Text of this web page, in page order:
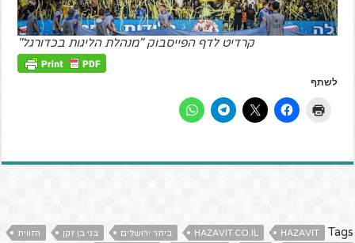
קרדיט לדף הפייסבוק "מנהלת הליגות בכדורגל"
לשתף
Tags
HAZAVIT
HAZAVIT.CO.IL ביתר ירושלים בני בן זקן
הזווית